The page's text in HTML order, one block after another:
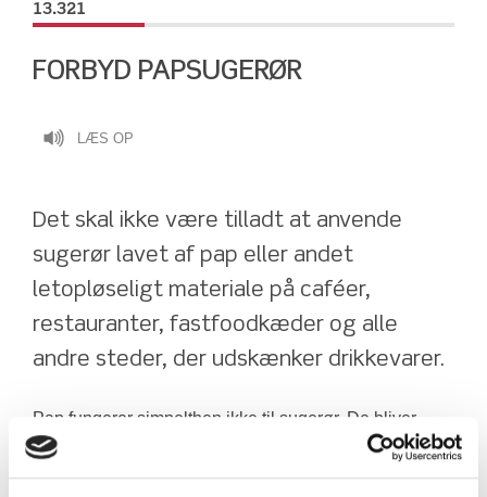
13.321
FORBYD PAPSUGERØR
LÆS OP
Det skal ikke være tilladt at anvende
sugerør lavet af pap eller andet
letopløseligt materiale på caféer,
restauranter, fastfoodkæder og alle
andre steder, der udskænker drikkevarer.
Pap fungerer simpelthen ikke til sugerør. De bliver
opløst efter 10 minutter, så man ikke længere kan få
noget væske igennem dem, og de få dråber man er så